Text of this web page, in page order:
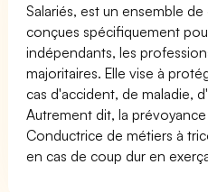
Salariés, est un ensemble
conçues spécifiquement
indépendants, les
majoritaires. Elle vise à
cas d'accident, de maladie,
Autrement dit, la
Conductrice de métiers à
en cas de coup dur en